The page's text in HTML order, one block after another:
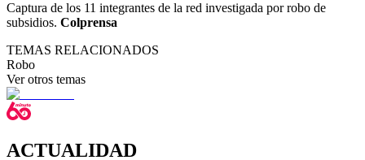
Captura de los 11 integrantes de la red investigada por robo de
subsidios. Colprensa
TEMAS RELACIONADOS
Robo
Ver otros temas
ACTUALIDAD